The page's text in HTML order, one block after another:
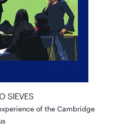
SIEVES
of the Cambridge